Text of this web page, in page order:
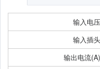
输入电压
输入插头
输出电流(A)